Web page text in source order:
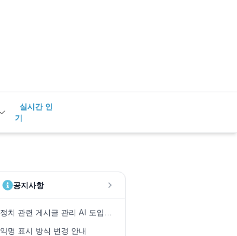
실시간 인
기
공지사항
정치 관련 게시글 관리 AI 도입 안내
익명 표시 방식 변경 안내